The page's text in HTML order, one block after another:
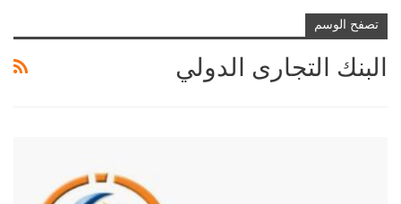
تصفح الوسم
البنك التجارى الدولي